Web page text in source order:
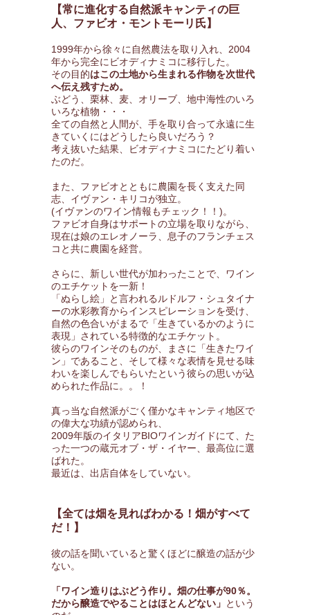
【常に進化する自然派キャンティの巨
人、ファビオ・モントモーリ氏】
1999年から徐々に自然農法を取り入れ、2004
年から完全にビオディナミコに移行した。
その目的はこの土地から生まれる作物を次世代
へ伝え残すため。
ぶどう、栗林、麦、オリーブ、地中海性のいろ
いろな植物・・・
全ての自然と人間が、手を取り合って永遠に生
きていくにはどうしたら良いだろう？
考え抜いた結果、ビオディナミコにたどり着い
たのだ。
また、ファビオとともに農園を長く支えた同
志、イヴァン・キリコが独立。
(イヴァンのワイン情報もチェック！！)。
ファビオ自身はサポートの立場を取りながら、
現在は娘のエレオノーラ、息子のフランチェス
コと共に農園を経営。
さらに、新しい世代が加わったことで、ワイン
のエチケットを一新！
「ぬらし絵」と言われるルドルフ・シュタイナ
ーの水彩教育からインスピレーションを受け、
自然の色合いがまるで「生きているかのように
表現」されている特徴的なエチケット。
彼らのワインそのものが、まさに「生きたワイ
ン」であること、そして様々な表情を見せる味
わいを楽しんでもらいたという彼らの思いが込
められた作品に。。！
真っ当な自然派がごく僅かなキャンティ地区で
の偉大な功績が認められ、
2009年版のイタリアBIOワインガイドにて、た
った一つの蔵元オブ・ザ・イヤー、最高位に選
ばれた。
最近は、出店自体をしていない。
【全ては畑を見ればわかる！畑がすべて
だ！】
彼の話を聞いていると驚くほどに醸造の話が少
ない。
「ワイン造りはぶどう作り。畑の仕事が90％。
だから醸造でやることはほとんどない」 という